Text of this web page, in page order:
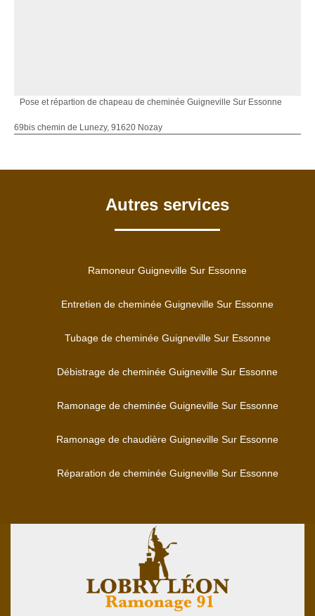
Pose et répartion de chapeau de cheminée Guigneville Sur Essonne
69bis chemin de Lunezy, 91620 Nozay
Autres services
Ramoneur Guigneville Sur Essonne
Entretien de cheminée Guigneville Sur Essonne
Tubage de cheminée Guigneville Sur Essonne
Débistrage de cheminée Guigneville Sur Essonne
Ramonage de cheminée Guigneville Sur Essonne
Ramonage de chaudière Guigneville Sur Essonne
Réparation de cheminée Guigneville Sur Essonne